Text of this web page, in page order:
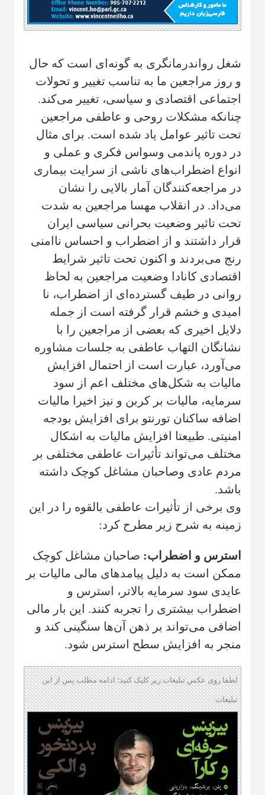
شغل رواندرمانگری به گونه‌ای است که حال
و روز مراجعین ما به تناسب تغییر و تحولات
اجتماعی اقتصادی و سیاسی، تغییر می‌کند.
چنانکه مشکلات روحی و عاطفی مراجعین
تحت تاثیر عوامل یاد شده است. برای مثال
در دوره پاندمی وسواس فکری و عملی و
انواع اضطراب‌های ناشی از سرایت بیماری
در مراجعه‌کنندگان آمار بالایی را نشان
می‌داد. در انقلاب مهسا مراجعین به شدت
تحت تاثیر وضعیت بحرانی سیاسی ایران
قرار داشتند و از اضطراب و احساس ناامنی
رنج می‌بردند و اکنون تحت تاثیر شرایط
اقتصادی کانادا وضعیت مراجعین به لحاظ
روانی در طیف گسترده‌ای از اضطراب، نا
امیدی و خشم قرار گرفته است از جمله
دلایل اخیری که بعضی از مراجعین را با
نشانگان التهاب عاطفی به جلسات مشاوره
می‌آورد، عبارت است از احتمال افزایش
مالیات به شکل‌های مختلف اعم از سود
سرمایه، مالیات بر کربن و نیز اخیرا مالیات
اضافه ساکنان تورنتو برای افزایش بودجه
امنیتی. طبیعتا افزایش مالیات به اشکال
مختلف می‌تواند تأثیرات عاطفی مختلفی بر
مردم عادی وصاحبان مشاغل کوچک داشته
باشد.
وی برخی از تأثیرات عاطفی بالقوه را در این
زمینه به شرح زیر مطرح کرد:
استرس و اضطراب: صاحبان مشاغل کوچک
ممکن است به دلیل پیامدهای مالی مالیات بر
عایدی سود سرمایه بالاتر، استرس و
اضطراب بیشتری را تجربه کنند. این بار مالی
اضافی می‌تواند بر ذهن آن‌ها سنگینی کند و
منجر به افزایش سطح استرس شود.
لطفا روی عکس تبلیغات زیر کلیک کنید؛ ادامه مطلب پس از این
تبلیغات